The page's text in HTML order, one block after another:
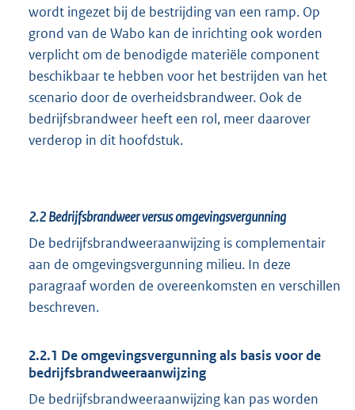
wordt ingezet bij de bestrijding van een ramp. Op
grond van de Wabo kan de inrichting ook worden
verplicht om de benodigde materiële component
beschikbaar te hebben voor het bestrijden van het
scenario door de overheidsbrandweer. Ook de
bedrijfsbrandweer heeft een rol, meer daarover
verderop in dit hoofdstuk.
2.2Bedrijfsbrandweer versus omgevingsvergunning
De bedrijfsbrandweeraanwijzing is complementair
aan de omgevingsvergunning milieu. In deze
paragraaf worden de overeenkomsten en verschillen
beschreven.
2.2.1 De omgevingsvergunning als basis voor de
bedrijfsbrandweeraanwijzing
De bedrijfsbrandweeraanwijzing kan pas worden